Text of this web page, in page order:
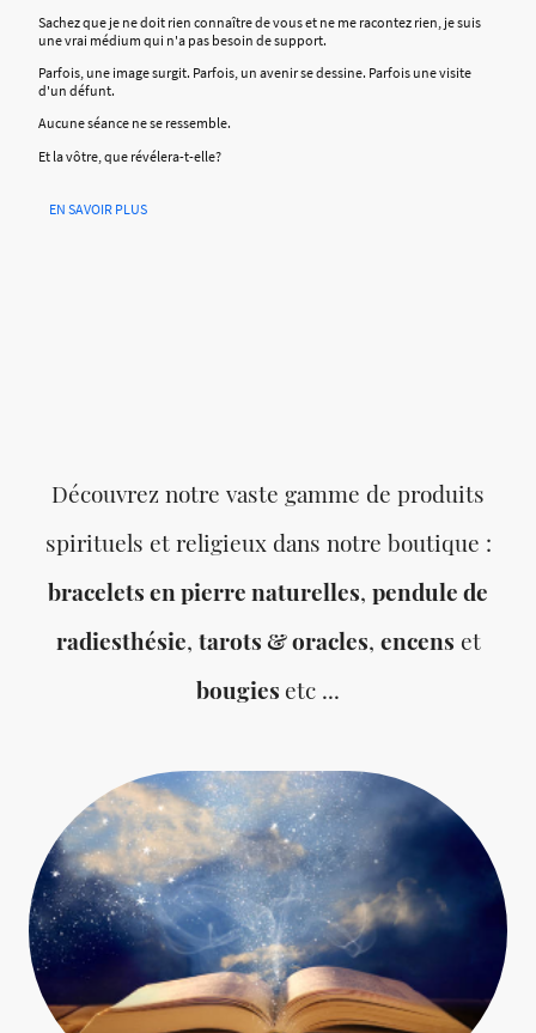
Sachez que je ne doit rien connaître de vous et ne me racontez rien, je suis
une vrai médium qui n'a pas besoin de support.
Parfois, une image surgit. Parfois, un avenir se dessine. Parfois une visite
d'un défunt.
Aucune séance ne se ressemble.
Et la vôtre, que révélera-t-elle?
EN SAVOIR PLUS
Découvrez notre vaste gamme de produits
spirituels et religieux dans notre boutique :
bracelets en pierre naturelles, pendule de
radiesthésie, tarots & oracles, encens et
bougies etc ...